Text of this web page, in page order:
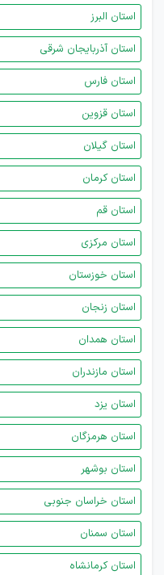
استان البرز
استان آذربایجان شرقی
استان فارس
استان قزوین
استان گیلان
استان کرمان
استان قم
استان مرکزی
استان خوزستان
استان زنجان
استان همدان
استان مازندران
استان یزد
استان هرمزگان
استان بوشهر
استان خراسان جنوبی
استان سمنان
استان کرمانشاه